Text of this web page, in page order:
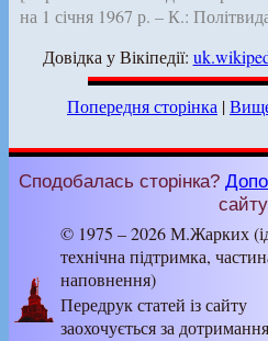
на 1 січня 1967 р. – К.:
Довідка у Вікіпедії:
Попередня сторінка |
Сподобалась сторінка?
© 1975 – 2026 М.Жарких
технічна підтримка,
наповнення)
Передрук статей із сайту
заохочується за дотримання